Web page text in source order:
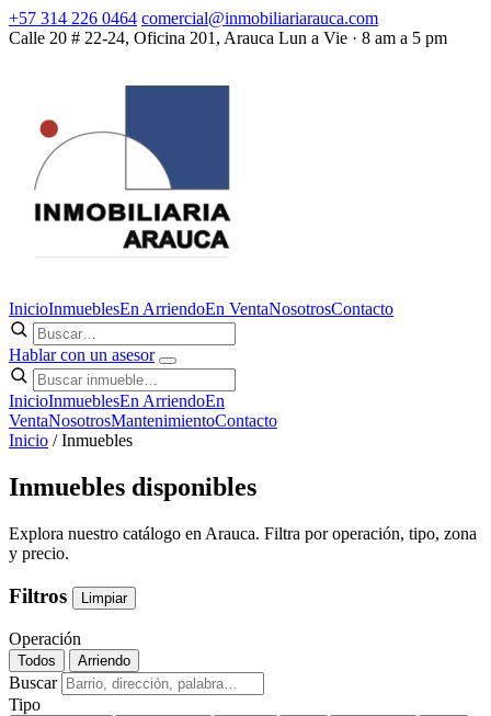
+57 314 226 0464 comercial@inmobiliariarauca.com
Calle 20 # 22-24, Oficina 201, Arauca Lun a Vie · 8 am a 5 pm
InicioInmueblesEn ArriendoEn VentaNosotrosContacto
Hablar con un asesor
InicioInmueblesEn ArriendoEn
VentaNosotrosMantenimientoContacto
Inicio / Inmuebles
Inmuebles disponibles
Explora nuestro catálogo en Arauca. Filtra por operación, tipo, zona
y precio.
Filtros Limpiar
Operación
Todos Arriendo
Buscar
Tipo